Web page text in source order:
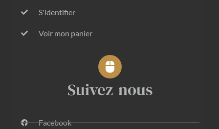
S'identifier
Voir mon panier
Suivez-nous
Facebook